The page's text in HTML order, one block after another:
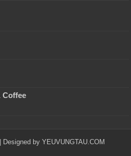
Coffee
Designed by YEUVUNGTAU.COM